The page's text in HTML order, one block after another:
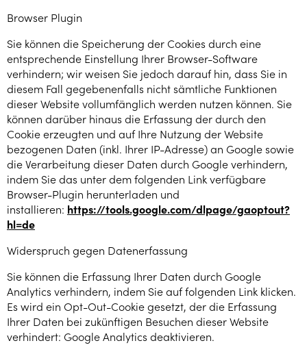
Browser Plugin
Sie können die Speicherung der Cookies durch eine
entsprechende Einstellung Ihrer Browser-Software
verhindern; wir weisen Sie jedoch darauf hin, dass Sie in
diesem Fall gegebenenfalls nicht sämtliche Funktionen
dieser Website vollumfänglich werden nutzen können. Sie
können darüber hinaus die Erfassung der durch den
Cookie erzeugten und auf Ihre Nutzung der Website
bezogenen Daten (inkl. Ihrer IP-Adresse) an Google sowie
die Verarbeitung dieser Daten durch Google verhindern,
indem Sie das unter dem folgenden Link verfügbare
Browser-Plugin herunterladen und
installieren: https://tools.google.com/dlpage/gaoptout?
hl=de
Widerspruch gegen Datenerfassung
Sie können die Erfassung Ihrer Daten durch Google
Analytics verhindern, indem Sie auf folgenden Link klicken.
Es wird ein Opt-Out-Cookie gesetzt, der die Erfassung
Ihrer Daten bei zukünftigen Besuchen dieser Website
verhindert: Google Analytics deaktivieren.